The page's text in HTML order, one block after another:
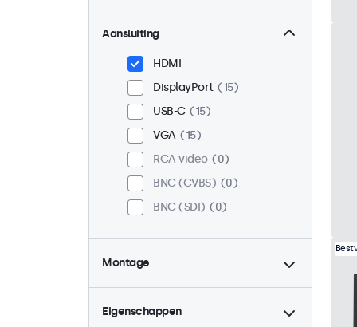
Aansluiting
HDMI
DisplayPort
15
USB-C
15
VGA
15
RCA video
0
BNC (CVBS)
0
BNC (SDI)
0
Montage
Desktop
15
Wand
Eigenschappen